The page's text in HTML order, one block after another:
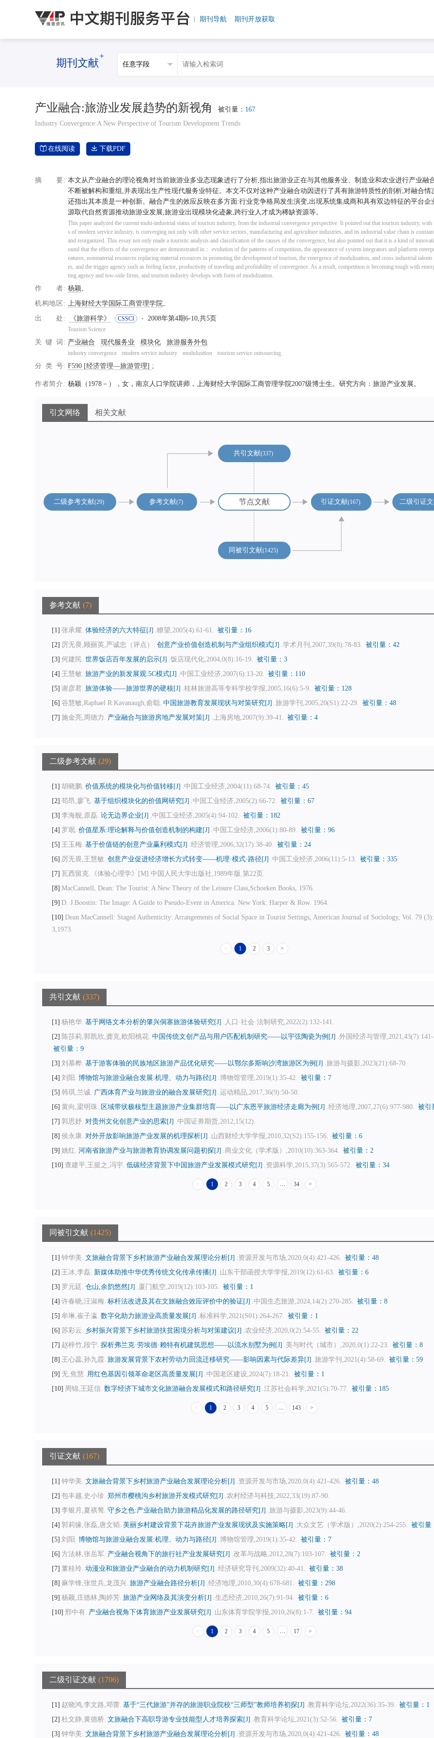
期刊导航 期刊开放获取
期刊文献
+
产业融合:旅游业发展趋势的新视角 被引量： 167
Industry Convergence:A New Perspective of Tourism Development Trends
在线阅读 下载PDF
摘要
本文从产业融合的理论视角对当前旅游业多业态现象进行了分析,指出旅游业正在与其他服务业、制造业和农业进行产业融
不断被解构和重组,并表现出生产性现代服务业特征。本文不仅对这种产业融合动因进行了具有旅游特质性的剖析,对融合情
还指出其本质是一种创新。融合产生的效应反映在多方面:行业竞争格局发生演变,出现系统集成商和具有双边特征的平台企
源取代自然资源推动旅游业发展,旅游业出现模块化迹象,跨行业人才成为稀缺资源等。
This paper analyzed the current muhi-industrial status of tourism industry, from the industrial convergence perspective. It pointed out that tourism industry, with
s of modern service industry, is converging not only with other service sectors, manufacturing and agriculture industries, and its industrial value chain is
and reorganized. This essay not only made a touristic analysis and classification of the causes of the convergence, but also pointed out that it is a kind of
ound that the effects of the convergence are demonstrated in： evolution of the patterns of competition, the appearance of system integrators and platform
eatures, nonmaterial resources replacing material resources in promoting the development of tourism, the emergence of modulization, and cross industrial talents
es, and the trigger agency such as feeling factor, productivity of traveling and profitability of convergence. As a result, competition is becoming tough with
ting agency and tow-side firms, and tourism industry develops with form of modulization.
作者 杨颖
机构地区 上海财经大学国际工商管理学院
出处 《旅游科学》 CSSCI 2008年第4期6-10,共5页
Tourism Science
关键词 产业融合 现代服务业 模块化 旅游服务外包
industry convergence modern service industry modulization tourism service outsourcing
分类号 F590 [经济管理—旅游管理]
作者简介 杨颖（1978－），女，南京人口学院讲师，上海财经大学国际工商管理学院2007级博士生。研究方向：旅游产业发展。
引文网络 相关文献
节点文献
二级参考文献 29 参考文献 7
共引文献 337
同被引文献 1425
引证文献 167 二级引证
参考文献 7
1 张承耀. 体验经济的六大特征[J] .瞭望,2005(4):61-61. 被引量：16
2 厉无畏,顾丽英,严诚忠（评点）. 创意产业价值创造机制与产业组织模式[J] .学术月刊,2007,39(8):78-83. 被引量：42
3 何建民. 世界饭店百年发展的启示[J] .饭店现代化,2004,0(8):16-19. 被引量：3
4
王慧敏. 旅游产业的新发展观:5C模式[J] .中国工业经济,2007(6):13-20. 被引量：110
5 谢彦君. 旅游体验——旅游世界的硬核[J] .桂林旅游高等专科学校学报,2005,16(6):5-9. 被引量：128
6 谷慧敏,Raphael R.Kavanaugh,俞聪. 中国旅游教育发展现状与对策研究[J] .旅游学刊,2005,20(S1):22-29. 被引量：48
7 施金亮,周德力. 产业融合与旅游房地产发展对策[J] .上海房地,2007(9):39-41. 被引量：4
二级参考文献 29
1 胡晓鹏. 价值系统的模块化与价值转移[J] .中国工业经济,2004(11):68-74. 被引量：45
2 苟昂,廖飞. 基于组织模块化的价值网研究[J] .中国工业经济,2005(2):66-72. 被引量：67
3 李海舰,原磊. 论无边界企业[J] .中国工业经济,2005(4):94-102. 被引量：182
4 罗珉. 价值星系:理论解释与价值创造机制的构建[J] .中国工业经济,2006(1):80-89. 被引量：96
5
王玉梅. 基于价值链的创意产业赢利模式[J] .经济管理,2006,32(17):38-40. 被引量：24
6 厉无畏,王慧敏. 创意产业促进经济增长方式转变——机理·模式·路径[J] .中国工业经济,2006(11):5-13. 被引量：335
7 瓦西留克.《体验心理学》[M].中国人民大学出版社,1989年版.第22页.
8 MacCannell, Dean: The Tourist: A New Theory of the Leisure Class,Schoeken Books, 1976.
9 D. J.Boostin: The Image: A Guide to Pseudo-Event in America. New York: Harper & Row. 1964.
10 Dean MacCannell: Staged Authenticity: Arrangements of Social Space in Tourist Settings, American Journal of Sociology, Vol. 79
3,1973.
< 1 2 3 >
共引文献 337
1 杨艳华. 基于网络文本分析的肇兴侗寨旅游体验研究[J] .人口·社会·法制研究,2022(2):132-141.
2
陈莎莉,郭凯欣,龚克,欧阳桃花. 中国传统文创产品与用户匹配机制研究——以宇弦陶瓷为例[J] .外国经济与管理
被引量：9
3 刘慕桦. 基于游客体验的民族地区旅游产品优化研究——以鄂尔多斯响沙湾旅游区为例[J] .旅游与摄影,2023(21):68-70.
4 刘阳. 博物馆与旅游业融合发展:机理、动力与路径[J] .博物馆管理,2019(1):35-42. 被引量：7
5 韩琪,兰诚. 广西体育产业与旅游业的融合发展研究[J] .运动精品,2017,36(9):50-50.
6 黄向,梁明珠. 区域带状极核型主题旅游产业集群培育——以广东恩平旅游经济走廊为例[J] .经济地理,2007,27(6):977-980. 被引
7 郭思妤. 对贵州文化创意产业的思索[J] .中国证券期货,2012,15(12).
8 侯永康. 对外开放影响旅游产业发展的机理探析[J] .山西财经大学学报,2010,32(S2):155-156. 被引量：6
9 姚红. 河南省旅游产业与旅游教育协调发展问题初探[J] .商业文化（学术版）,2010(10):363-364. 被引量：2
10 查建平,王挺之,冯宇. 低碳经济背景下中国旅游产业发展模式研究[J] .资源科学,2015,37(3):565-572. 被引量：34
< 1 2 3 4 5 … 34 >
同被引文献 1425
1 钟华美. 文旅融合背景下乡村旅游产业融合发展理论分析[J] .资源开发与市场,2020,0(4):421-426. 被引量：48
2
王冰,李磊. 新媒体助推中华优秀传统文化传承传播[J] .山东干部函授大学学报,2019(12):61-63. 被引量：6
3 罗元廷. 仓山,余韵悠然[J] .厦门航空,2019(12):103-105. 被引量：1
4 许春晓,汪淑梅. 标杆法改进及其在文旅融合效应评价中的验证[J] .中国生态旅游,2024,14(2):270-285. 被引量：8
5 牟琳,崔子瀛. 数字化助力旅游业高质量发展[J] .标准科学,2021(S01):264-267. 被引量：1
6 苏彩云. 乡村振兴背景下乡村旅游扶贫困境分析与对策建议[J] .农业经济,2020,0(2):54-55. 被引量：22
7 赵梓竹,段宁. 探析弗兰克·劳埃德·赖特有机建筑思想——以流水别墅为例[J] .美与时代（城市）,2020,0(1):22-23. 被引量：8
8
王心蕊,孙九霞. 旅游发展背景下农村劳动力回流迁移研究——影响因素与代际差异[J] .旅游学刊,2021(4):58-69. 被引量：59
9 无,焦慧. 用红色基因引领革命老区高质量发展[J] .中国老区建设,2024(7):18-21. 被引量：1
10 周锦,王廷信. 数字经济下城市文化旅游融合发展模式和路径研究[J] .江苏社会科学,2021(5):70-77. 被引量：185
< 1 2 3 4 5 … 143 >
引证文献 167
1 钟华美. 文旅融合背景下乡村旅游产业融合发展理论分析[J] .资源开发与市场,2020,0(4):421-426. 被引量：48
2 包丰越,史小珍. 郑州市樱桃沟乡村旅游开发模式研究[J] .农村经济与科技,2022,33(19):87-90.
3 李银月,夏祺骜. 守乡之色:产业融合助力旅游精品化发展的路径研究[J] .旅游与摄影,2023(9):44-46.
4 郭莉缘,张磊,唐文韬. 美丽乡村建设背景下花卉旅游产业发展现状及实施策略[J] .大众文艺（学术版）,2020(2):254-255. 被引量
5 刘阳. 博物馆与旅游业融合发展:机理、动力与路径[J] .博物馆管理,2019(1):35-42. 被引量：7
6 方法林,张岳军. 产业融合视角下的旅行社产业发展研究[J] .改革与战略,2012,28(7):103-107. 被引量：2
7 董桂玲. 动漫业和旅游业产业融合的动力机制研究[J] .经济研究导刊,2009(32):40-41. 被引量：38
8 麻学锋,张世兵,龙茂兴. 旅游产业融合路径分析[J] .经济地理,2010,30(4):678-681. 被引量：298
9 杨颖,庄德林,陶婷芳. 旅游产业网络及其演变分析[J] .生态经济,2010,26(7):91-94. 被引量：6
10 邢中有. 产业融合视角下体育旅游产业发展研究[J] .山东体育学院学报,2010,26(8):1-7. 被引量：94
< 1 2 3 4 5 … 17 >
二级引证文献 1706
1 赵晓鸿,李文路,邓蕾. 基于“三代旅游”并存的旅游职业院校“三师型”教师培养初探[J] .教育科学论坛,2022(36):35-39. 被引量：1
2 杜文静,黄德桥. 文旅融合下高职导游专业技能型人才培养探索[J] .教育科学论坛,2021(3):52-56. 被引量：7
3 钟华美. 文旅融合背景下乡村旅游产业融合发展理论分析[J] .资源开发与市场,2020,0(4):421-426. 被引量：48